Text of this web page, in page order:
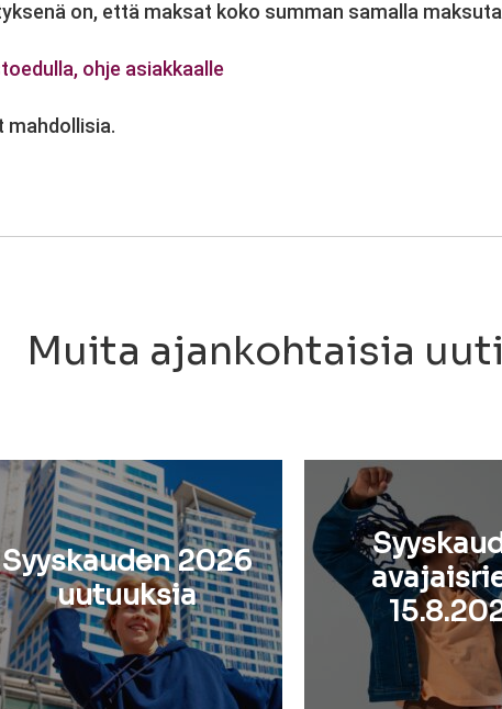
on, että maksat koko summan samalla
ohje asiakkaalle
Muita ajankohtaisia
Syyskauden 2026
uutuuksia